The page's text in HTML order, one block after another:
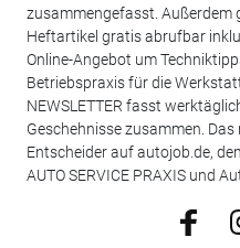
zusammengefasst. Außerdem
Heftartikel gratis abrufbar
Online-Angebot um
Betriebspraxis für die
NEWSLETTER fasst
Geschehnisse zusammen.
Entscheider auf autojob.de,
AUTO SERVICE PRAXIS und